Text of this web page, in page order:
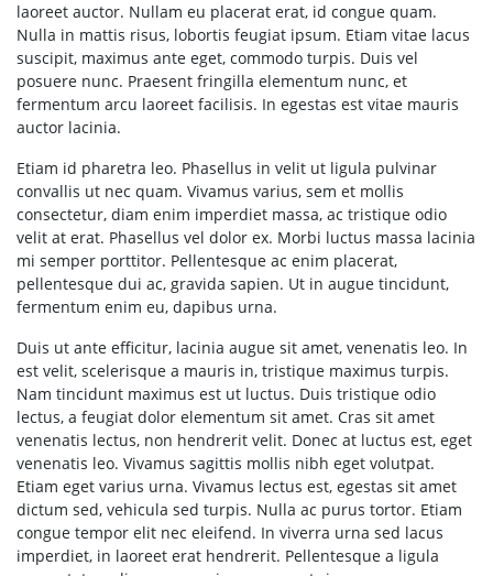
laoreet auctor. Nullam eu placerat erat, id congue quam.
Nulla in mattis risus, lobortis feugiat ipsum. Etiam vitae lacus
suscipit, maximus ante eget, commodo turpis. Duis vel
posuere nunc. Praesent fringilla elementum nunc, et
fermentum arcu laoreet facilisis. In egestas est vitae mauris
auctor lacinia.
Etiam id pharetra leo. Phasellus in velit ut ligula pulvinar
convallis ut nec quam. Vivamus varius, sem et mollis
consectetur, diam enim imperdiet massa, ac tristique odio
velit at erat. Phasellus vel dolor ex. Morbi luctus massa lacinia
mi semper porttitor. Pellentesque ac enim placerat,
pellentesque dui ac, gravida sapien. Ut in augue tincidunt,
fermentum enim eu, dapibus urna.
Duis ut ante efficitur, lacinia augue sit amet, venenatis leo. In
est velit, scelerisque a mauris in, tristique maximus turpis.
Nam tincidunt maximus est ut luctus. Duis tristique odio
lectus, a feugiat dolor elementum sit amet. Cras sit amet
venenatis lectus, non hendrerit velit. Donec at luctus est, eget
venenatis leo. Vivamus sagittis mollis nibh eget volutpat.
Etiam eget varius urna. Vivamus lectus est, egestas sit amet
dictum sed, vehicula sed turpis. Nulla ac purus tortor. Etiam
congue tempor elit nec eleifend. In viverra urna sed lacus
imperdiet, in laoreet erat hendrerit. Pellentesque a ligula